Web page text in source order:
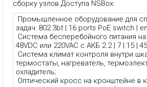
сборку узлов Доступа NSBox:
Промышленное оборудование для
задач: 802.3bt | 16 ports PoE switch |
Система бесперебойного питания на
48VDC или 220VAC с АКБ 2.2 | 7 | 15 |
Система климат контроля внутри
термостаты, нагреватель,
охладитель;
Оптический кросс на кронштейне в